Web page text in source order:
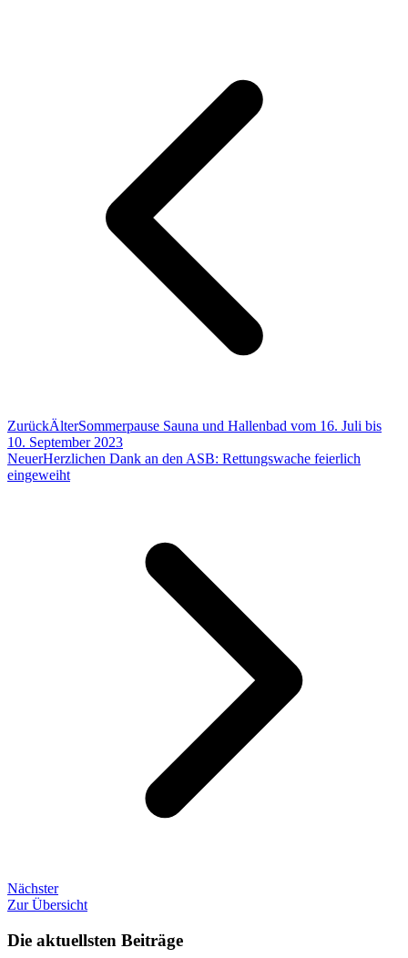
ZurückÄlterSommerpause Sauna und Hallenbad vom 16. Juli bis
10. September 2023
NeuerHerzlichen Dank an den ASB: Rettungswache feierlich
eingeweiht
Nächster
Zur Übersicht
Die aktuellsten Beiträge